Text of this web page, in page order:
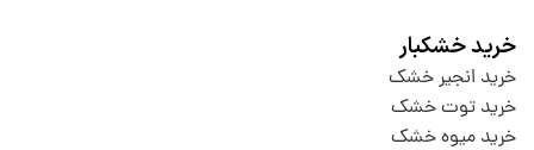
خرید خشکبار
خرید انجیر خشک
خرید توت خشک
خرید میوه خشک